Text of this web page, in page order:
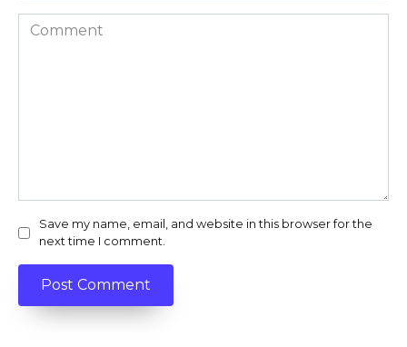
Comment
Save my name, email, and website in this browser for the
next time I comment.